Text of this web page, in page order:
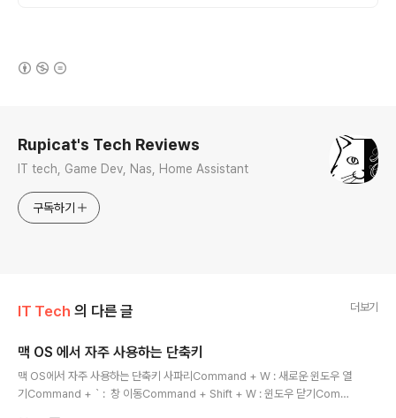
Rupicat's Tech Reviews
IT tech, Game Dev, Nas, Home Assistant
구독하기
IT Tech 의 다른 글 더보기
맥 OS 에서 자주 사용하는 단축키
맥 OS에서 자주 사용하는 단축키 사파리Command + W : 새로운 윈도우 열
기Command + ` : 창 이동Command + Shift + W : 윈도우 닫기Comma